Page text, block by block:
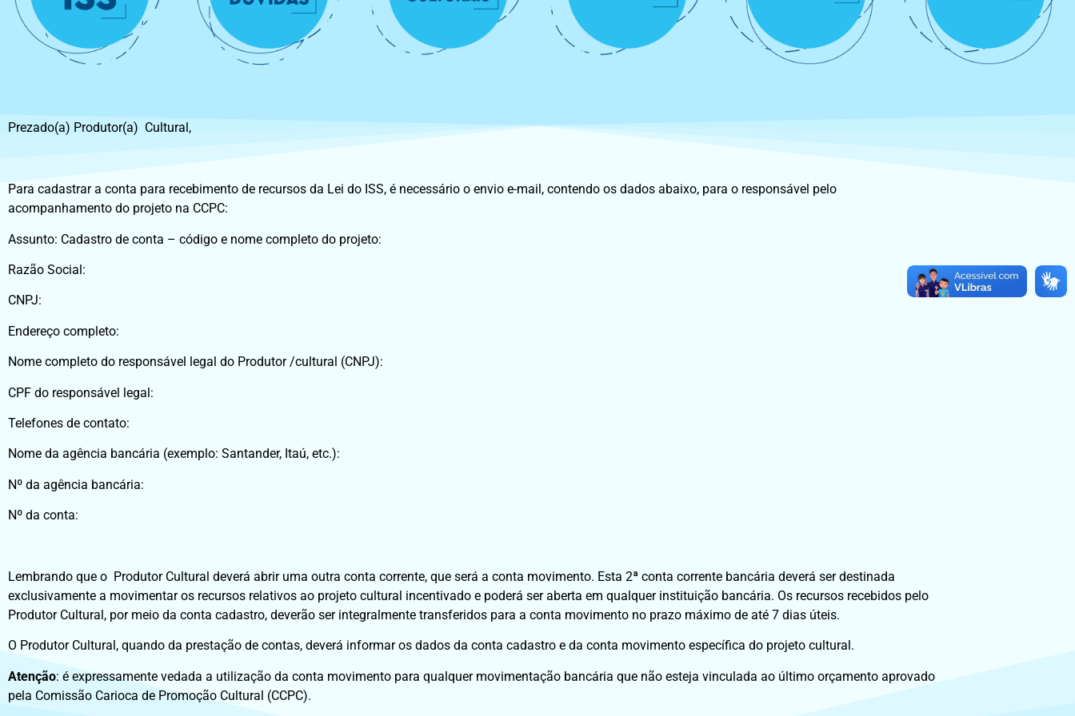
Prezado(a) Produtor(a) Cultural,
Para cadastrar a conta para recebimento de recursos da Lei do ISS, é necessário o envio e-mail, contendo os dados abaixo, para o responsável pelo
acompanhamento do projeto na CCPC:
Assunto: Cadastro de conta – código e nome completo do projeto:
Razão Social:
CNPJ:
Endereço completo:
Nome completo do responsável legal do Produtor /cultural (CNPJ):
CPF do responsável legal:
Telefones de contato:
Nome da agência bancária (exemplo: Santander, Itaú, etc.):
Nº da agência bancária:
Nº da conta:
Lembrando que o Produtor Cultural deverá abrir uma outra conta corrente, que será a conta movimento. Esta 2ª conta corrente bancária deverá ser destinada
exclusivamente a movimentar os recursos relativos ao projeto cultural incentivado e poderá ser aberta em qualquer instituição bancária. Os recursos recebidos pelo
Produtor Cultural, por meio da conta cadastro, deverão ser integralmente transferidos para a conta movimento no prazo máximo de até 7 dias úteis.
O Produtor Cultural, quando da prestação de contas, deverá informar os dados da conta cadastro e da conta movimento específica do projeto cultural.
Atenção: é expressamente vedada a utilização da conta movimento para qualquer movimentação bancária que não esteja vinculada ao último orçamento aprovado
pela Comissão Carioca de Promoção Cultural (CCPC).